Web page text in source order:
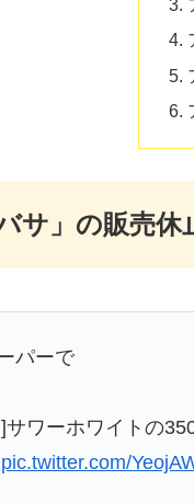
サ」の販売
パーで
サワーホワイトの
pic.twitter.com/